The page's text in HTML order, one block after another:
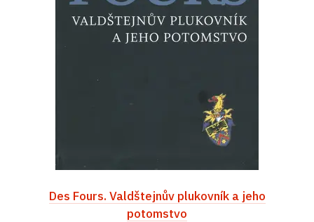
Des Fours. Valdštejnův plukovník a jeho
potomstvo